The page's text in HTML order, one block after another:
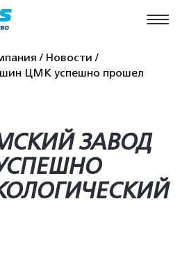
Новости
ЦМК успешно прошел
ЗАВОД